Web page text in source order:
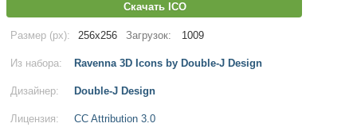
Скачать ICO
Размер (px): 256x256 Загрузок: 1009
Из набора: Ravenna 3D Icons by Double-J Design
Дизайнер: Double-J Design
Лицензия: CC Attribution 3.0